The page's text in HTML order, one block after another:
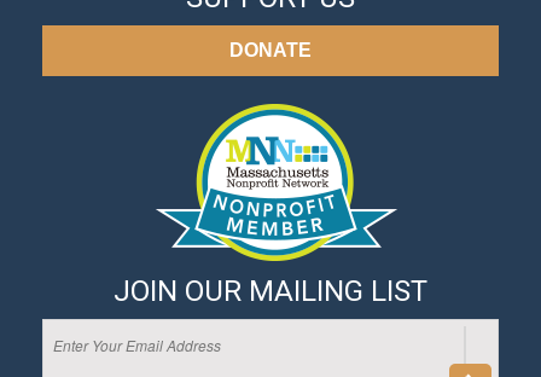
DONATE
JOIN OUR MAILING LIST